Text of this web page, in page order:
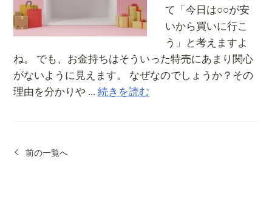
て「今日は○○が安
いから買いに行こ
う」と考えますよ
ね。 でも、お金持ちはそういった特売にあまり関心
がないように見えます。 なぜなのでしょうか？その
理由を分かりや ...続きを読む
前の一覧へ